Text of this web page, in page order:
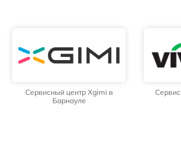
Сервисный центр Xgimi в
Барнауле